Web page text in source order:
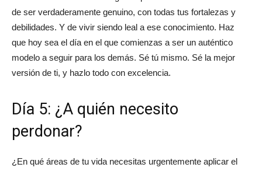
de ser verdaderamente genuino, con todas tus fortalezas y
debilidades. Y de vivir siendo leal a ese conocimiento. Haz
que hoy sea el día en el que comienzas a ser un auténtico
modelo a seguir para los demás. Sé tú mismo. Sé la mejor
versión de ti, y hazlo todo con excelencia.
Día 5: ¿A quién necesito
perdonar?
¿En qué áreas de tu vida necesitas urgentemente aplicar el